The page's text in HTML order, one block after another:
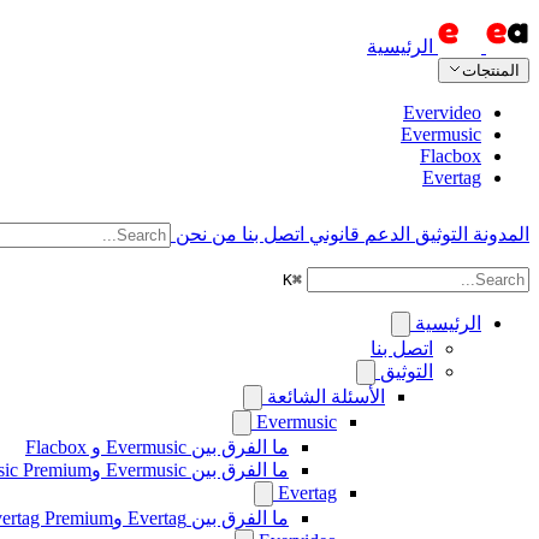
الرئيسية
المنتجات
Evervideo
Evermusic
Flacbox
Evertag
المدونة التوثيق الدعم قانوني اتصل بنا من نحن
⌘
K
الرئيسية
اتصل بنا
التوثيق
الأسئلة الشائعة
Evermusic
ما الفرق بين Evermusic و Flacbox
ما الفرق بين Evermusic وEvermusic Premium
Evertag
ما الفرق بين Evertag وEvertag Premium